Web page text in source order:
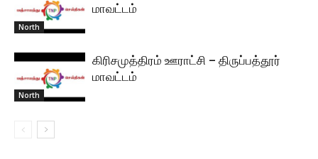
North
மாவட்டம்
North
கிரிசமுத்திரம் ஊராட்சி – திருப்பத்தூர்
மாவட்டம்